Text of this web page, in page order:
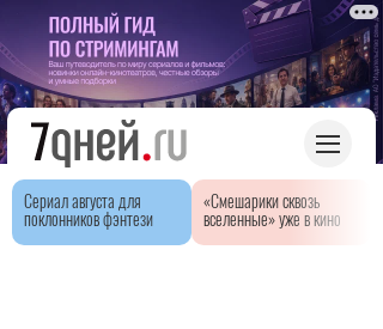
Сериал августа для
поклонников фэнтези
«Смешарики сквозь
вселенные» уже в кино